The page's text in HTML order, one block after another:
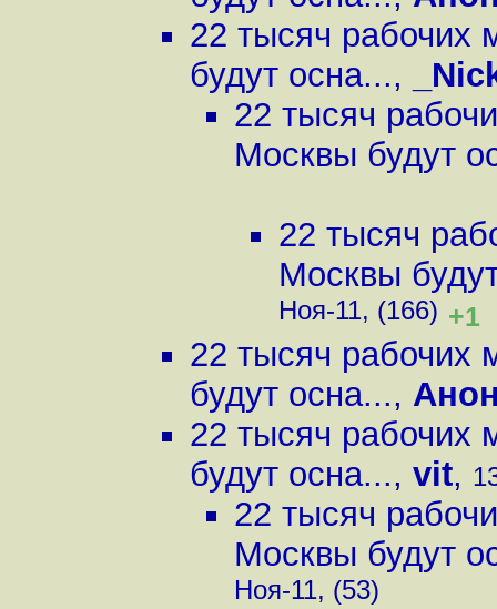
22 тысяч рабочих
будут осна...,
22 тысяч
Москвы будут
22 тысяч
Москвы
Ноя-11, (166) +1
22 тысяч рабочих
будут осна...,
22 тысяч рабочих
будут осна..., vit,
22 тысяч
Москвы будут
Ноя-11, (53)